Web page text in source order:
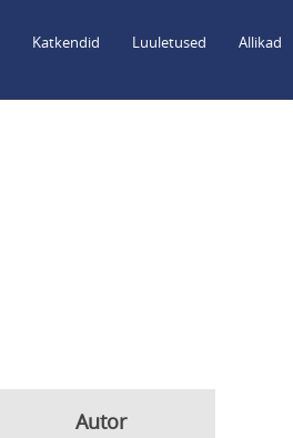
Katkendid Luuletused Allikad
Autor